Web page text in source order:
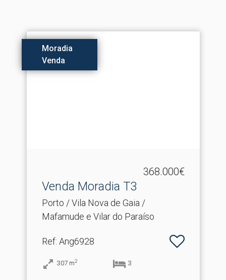
Moradia
Venda
368.000€
Venda Moradia T3
Porto / Vila Nova de Gaia /
Mafamude e Vilar do Paraíso
Ref: Ang6928
307 m2 3